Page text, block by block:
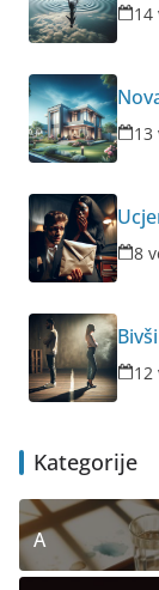
14
13
8
12
Kategorije
A